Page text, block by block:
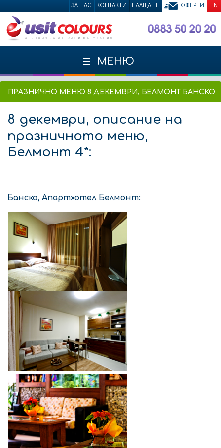
ЗА НАС КОНТАКТИ ПЛАЩАНЕ ОФЕРТИ EN
МЕНЮ
ПРАЗНИЧНО МЕНЮ 8 ДЕКЕМВРИ, БЕЛМОНТ БАНСКО
8 декември, описание на
празничното меню,
Белмонт 4*:
Банско, Апартхотел Белмонт: